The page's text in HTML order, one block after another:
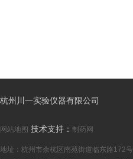
杭州川一实验仪器有限公司
网站地图 技术支持： 制药网
地址：杭州市余杭区南苑街道临东路172号